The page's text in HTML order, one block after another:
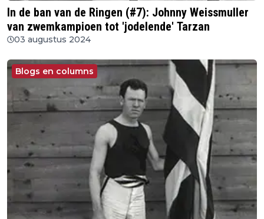
In de ban van de Ringen (#7): Johnny Weissmuller
van zwemkampioen tot 'jodelende' Tarzan
03 augustus 2024
Blogs en columns